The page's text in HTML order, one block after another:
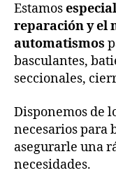
Estamos
reparación y el
automatismos
basculantes,
seccionales,
Disponemos de
necesarios para
asegurarle una
necesidades.